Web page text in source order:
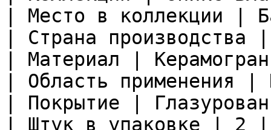
| Место в коллекции |
| Страна
| Материал |
| Область применения
| Покрытие |
| Штук в упаковке | 2 |